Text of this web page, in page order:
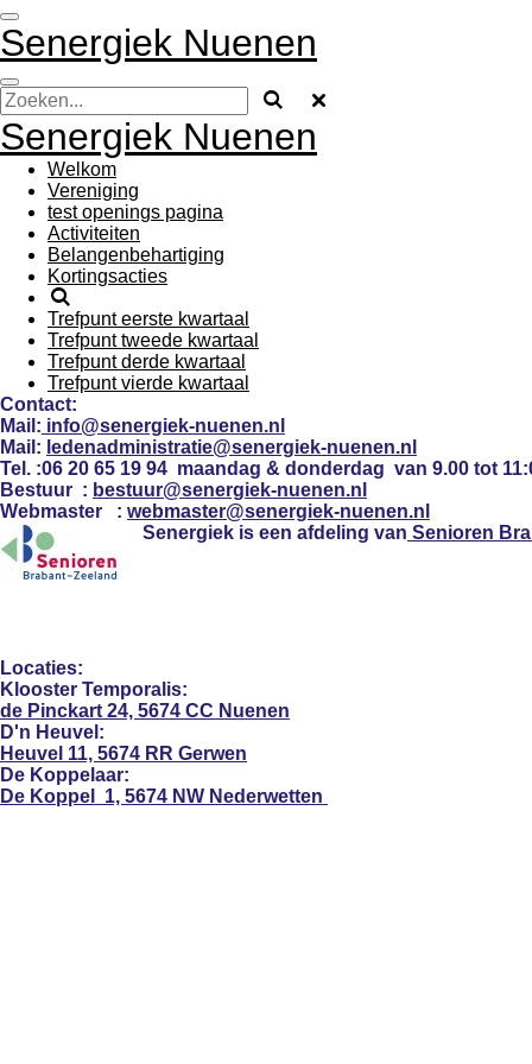
Ga
direct
naar
de
hoofdinhoud
Senergiek Nuenen
Senergiek Nuenen
Welkom
Vereniging
test openings pagina
Activiteiten
Belangenbehartiging
Kortingsacties
Trefpunt eerste kwartaal
Trefpunt tweede kwartaal
Trefpunt derde kwartaal
Trefpunt vierde kwartaal
Contact:
Mail: info@senergiek-nuenen.nl
Mail: ledenadministratie@senergiek-nuenen.nl
Tel. :06 20 65 19 94 maandag & donderdag van 9.00 tot
Bestuur : bestuur@senergiek-nuenen.nl
Webmaster : webmaster@senergiek-nuenen.nl
Senergiek is een afdeling van Senioren
Locaties:
Klooster Temporalis:
de Pinckart 24, 5674 CC Nuenen
D'n Heuvel:
Heuvel 11, 5674 RR Gerwen
De Koppelaar:
De Koppel 1, 5674 NW Nederwetten